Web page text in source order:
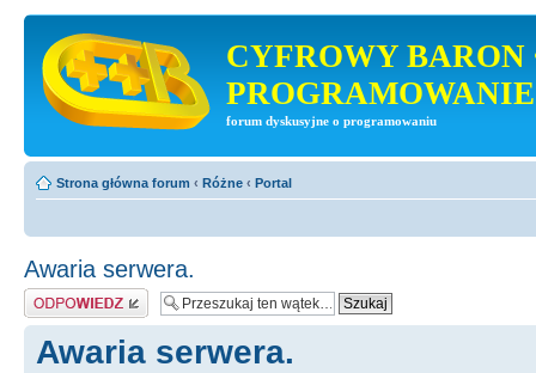
CYFROWY BARON
PROGRAMOWANIE
forum dyskusyjne o programowaniu
Strona główna forum ‹ Różne ‹ Portal
Awaria serwera.
Odpowiedz
Awaria serwera.